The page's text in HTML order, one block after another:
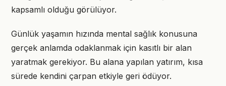
kapsamlı olduğu görülüyor.
Günlük yaşamın hızında mental sağlık konusuna
gerçek anlamda odaklanmak için kasıtlı bir alan
yaratmak gerekiyor. Bu alana yapılan yatırım, kısa
sürede kendini çarpan etkiyle geri ödüyor.